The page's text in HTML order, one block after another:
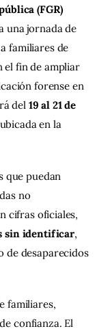
(FGR)
una jornada de
familiares de
el fin de ampliar
forense en
del 19 al 21 de
en la
que puedan
no
cifras oficiales,
sin identificar,
de desaparecidos
familiares,
confianza. El